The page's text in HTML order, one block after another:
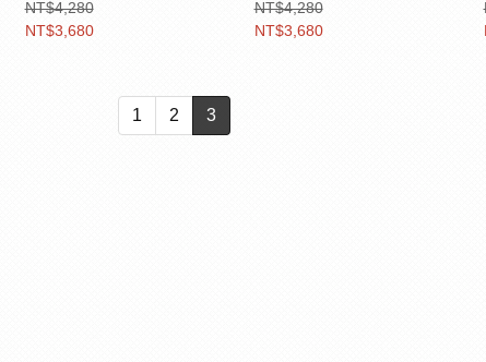
背包(4色)
NT$4,280
NT$3,680
包(4色)
NT$4,280
NT$3,680
1 2 3